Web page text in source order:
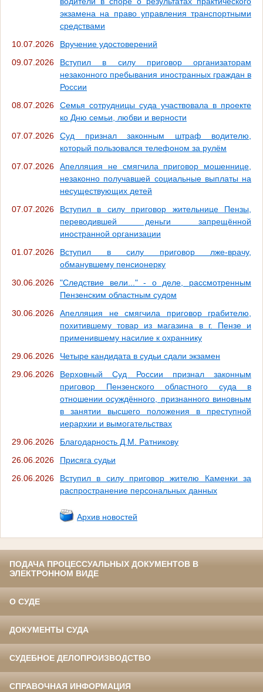
экзамена на право управления транспортными
средствами
10.07.2026
Вручение удостоверений
09.07.2026
Вступил в силу приговор организаторам
незаконного пребывания иностранных граждан в
России
08.07.2026
Семья сотрудницы суда участвовала в проекте
ко Дню семьи, любви и верности
07.07.2026
Суд признал законным штраф водителю,
который пользовался телефоном за рулём
07.07.2026
Апелляция не смягчила приговор мошеннице,
незаконно получавшей социальные выплаты на
несуществующих детей
07.07.2026
Вступил в силу приговор жительнице Пензы,
переводившей деньги запрещённой
иностранной организации
01.07.2026
Вступил в силу приговор лже-врачу,
обманувшему пенсионерку
30.06.2026
"Следствие вели..." - о деле, рассмотренным
Пензенским областным судом
30.06.2026
Апелляция не смягчила приговор грабителю,
похитившему товар из магазина в г. Пензе и
применившему насилие к охраннику
29.06.2026
Четыре кандидата в судьи сдали экзамен
29.06.2026
Верховный Суд России признал законным
приговор Пензенского областного суда в
отношении осуждённого, признанного виновным
в занятии высшего положения в преступной
иерархии и вымогательствах
29.06.2026
Благодарность Д.М. Ратникову
26.06.2026
Присяга судьи
26.06.2026
Вступил в силу приговор жителю Каменки за
распространение персональных данных
Архив новостей
ПОДАЧА ПРОЦЕССУАЛЬНЫХ ДОКУМЕНТОВ В
ЭЛЕКТРОННОМ ВИДЕ
О СУДЕ
ДОКУМЕНТЫ СУДА
СУДЕБНОЕ ДЕЛОПРОИЗВОДСТВО
СПРАВОЧНАЯ ИНФОРМАЦИЯ